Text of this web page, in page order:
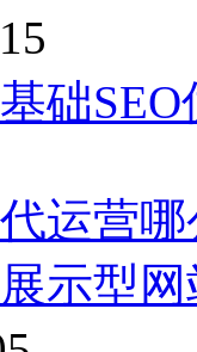
础
运营
示型